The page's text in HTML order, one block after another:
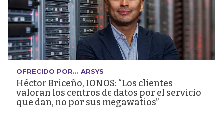
OFRECIDO POR... ARSYS
Héctor Briceño, IONOS: “Los clientes
valoran los centros de datos por el servicio
que dan, no por sus megawatios”